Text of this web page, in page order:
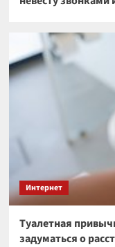
Интернет
Туалетная
задуматься о